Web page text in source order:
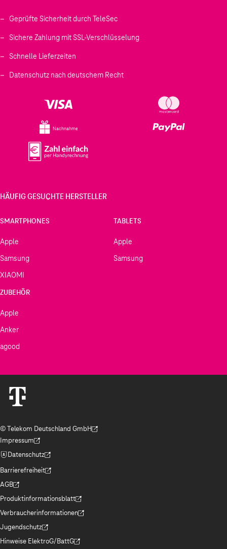
Geprüfte Sicherheit durch TeleSec
Sichere Zahlung mit SSL-Verschlüsselung
Schnelle Lieferzeiten
Datenschutz nach deutschem Recht
Nachnahme
HÄUFIG GESUCHTE HERSTELLER
SMARTPHONES
Apple
Samsung
XIAOMI
TABLETS
Apple
Samsung
ZUBEHÖR
Apple
Anker
agood
© Telekom Deutschland GmbH
(Der Link wird in einem neuen Tab geöffnet)
Impressum
(Der Link wird in einem neuen Tab geöffnet)
Datenschutz
(Der Link wird in einem neuen Tab geöffnet)
Barrierefreiheit
(Der Link wird in einem neuen Tab geöffnet)
AGB
(Der Link wird in einem neuen Tab geöffnet)
Produktinformationsblatt
(Der Link wird in einem neuen Tab geöffnet)
Verbraucherinformationen
(Der Link wird in einem neuen Tab geöffnet)
Jugendschutz
(Der Link wird in einem neuen Tab geöffnet)
Hinweise ElektroG/BattG
(Der Link wird in einem neuen Tab geöffnet)